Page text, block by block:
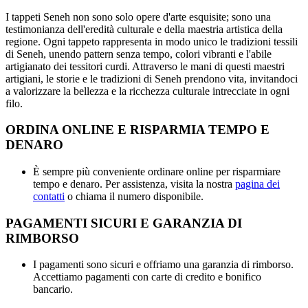
I tappeti Seneh non sono solo opere d'arte esquisite; sono una
testimonianza dell'eredità culturale e della maestria artistica della
regione. Ogni tappeto rappresenta in modo unico le tradizioni tessili
di Seneh, unendo pattern senza tempo, colori vibranti e l'abile
artigianato dei tessitori curdi. Attraverso le mani di questi maestri
artigiani, le storie e le tradizioni di Seneh prendono vita, invitandoci
a valorizzare la bellezza e la ricchezza culturale intrecciate in ogni
filo.
ORDINA ONLINE E RISPARMIA TEMPO E
DENARO
È sempre più conveniente ordinare online per risparmiare
tempo e denaro. Per assistenza, visita la nostra pagina dei
contatti o chiama il numero disponibile.
PAGAMENTI SICURI E GARANZIA DI
RIMBORSO
I pagamenti sono sicuri e offriamo una garanzia di rimborso.
Accettiamo pagamenti con carte di credito e bonifico
bancario.